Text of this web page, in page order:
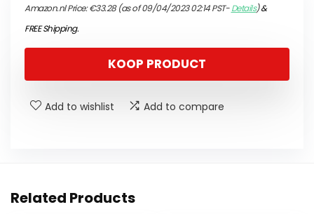
Amazon.nl Price:€33.28(as of 09/04/2023 02:14 PST-Details)&
FREE Shipping.
KOOP PRODUCT
Add to wishlist Add to compare
Related Products